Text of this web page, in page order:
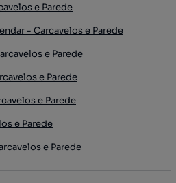
e Parede
- Carcavelos e Parede
e Parede
e Parede
e Parede
e Parede
e Parede